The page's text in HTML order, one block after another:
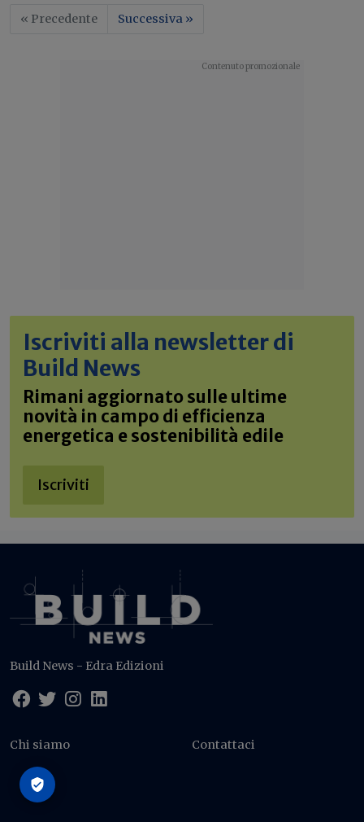
« Precedente Successiva »
Iscriviti alla newsletter di
Build News
Rimani aggiornato sulle ultime
novità in campo di efficienza
energetica e sostenibilità edile
Iscriviti
Build News - Edra Edizioni
Chi siamo Contattaci